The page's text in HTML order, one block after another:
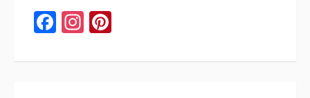
Facebook
Instagram